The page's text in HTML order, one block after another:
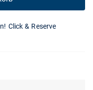
Click & Reserve